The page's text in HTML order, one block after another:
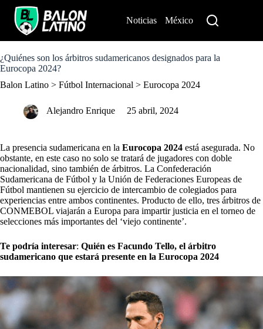
o
c
n
Noticias México
¿Quiénes son los árbitros sudamericanos designados para la
Eurocopa 2024?
Balon Latino > Fútbol Internacional > Eurocopa 2024
Alejandro Enrique 25 abril, 2024
La presencia sudamericana en la Eurocopa 2024 está asegurada. No
obstante, en este caso no solo se tratará de jugadores con doble
nacionalidad, sino también de árbitros. La Confederación
Sudamericana de Fútbol y la Unión de Federaciones Europeas de
Fútbol mantienen su ejercicio de intercambio de colegiados para
experiencias entre ambos continentes. Producto de ello, tres árbitros de
CONMEBOL viajarán a Europa para impartir justicia en el torneo de
selecciones más importantes del ‘viejo continente’.
Te podría interesar: Quién es Facundo Tello, el árbitro
sudamericano que estará presente en la Eurocopa 2024